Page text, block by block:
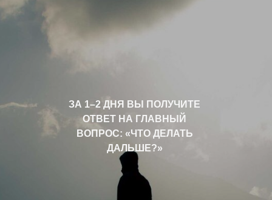
ЗА 1–2 ДНЯ ВЫ ПОЛУЧИТЕ
ОТВЕТ НА ГЛАВНЫЙ
ВОПРОС: «ЧТО ДЕЛАТЬ
ДАЛЬШЕ?»